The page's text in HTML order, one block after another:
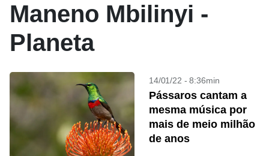
Maneno Mbilinyi -
Planeta
14/01/22 - 8:36min
Pássaros cantam a
mesma música por
mais de meio milhão
de anos